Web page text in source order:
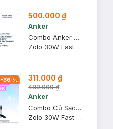
500.000 ₫
Anker
Combo Anker Củ Sạc Nhanh 1C Zolo A2698 30W + Cáp Sạc Nhanh C To C Zolo A8060 240W 1m (Màu Hồng)
Zolo 30W Fast Charger + Durable, Braided Fast Charging Cable
-36 % 311.000 ₫
489.000 ₫
Anker
Combo Củ Sạc Nhanh Anker 1C Zolo A2698 30W Màu Đen + Cáp Sạc Nhanh Baseus C To C Dynamic 4 Series 100W 1m Màu Xám Xanh
Zolo 30W Fast Charger + Dynamic 4 Fast Charging Data Cable USB-C To USB-C 100W 1m Cosmic Black